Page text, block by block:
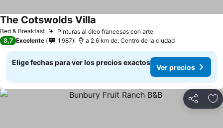
Bed & Breakfast Pinturas al óleo francesas con arteVer precios
The Cotswolds Villa
8,7 Excelente 1.987 a 2.6 km de: Centro de la ciudad
Elige fechas para ver los precios exactos
Ver precios
Compartir